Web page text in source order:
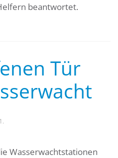
beantwortet.
Tür
.
Wasserwachtstationen